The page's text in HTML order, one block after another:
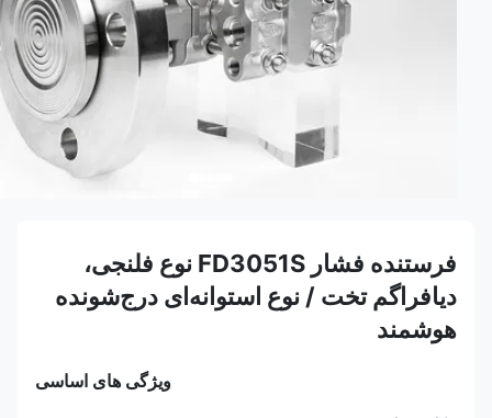
فرستنده فشار FD3051S نوع فلنجی،
دیافراگم تخت / نوع استوانه‌ای درج‌شونده
هوشمند
ویژگی های اساسی